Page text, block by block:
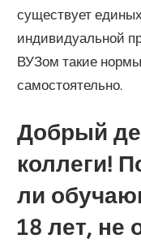
существует
индивидуальной
ВУЗом такие
самостоятельно.
Добрый
коллеги!
ли
18 лет, не